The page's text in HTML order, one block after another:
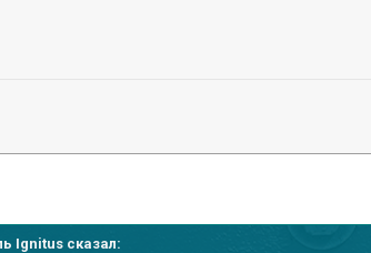
Ignitus сказал: